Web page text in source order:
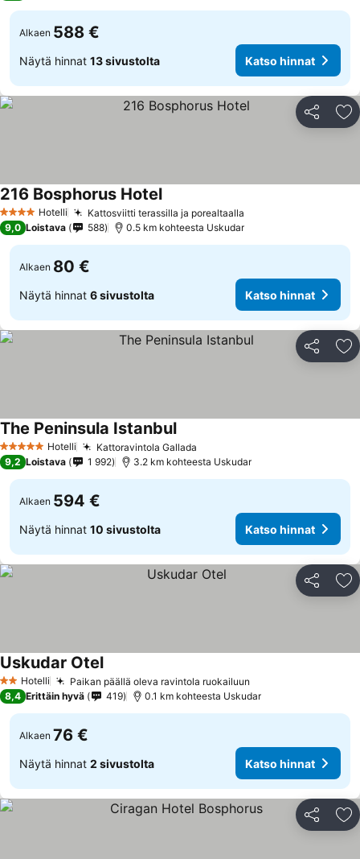
Alkaen 588 €
Näytä hinnat 13 sivustolta Katso hinnat
Jaa
4 Tähtiluokitus
Hotelli Kattosviitti terassilla ja porealtaalla
216 Bosphorus Hotel
9,0 Loistava 588 0.5 km kohteesta Uskudar
Alkaen 80 €
Näytä hinnat 6 sivustolta Katso hinnat
Jaa
5 Tähtiluokitus
Hotelli Kattoravintola Gallada
The Peninsula Istanbul
9,2 Loistava 1 992 3.2 km kohteesta Uskudar
Alkaen 594 €
Näytä hinnat 10 sivustolta Katso hinnat
Jaa
2 Tähtiluokitus
Hotelli Paikan päällä oleva ravintola ruokailuun
Uskudar Otel
8,4 Erittäin hyvä 419 0.1 km kohteesta Uskudar
Alkaen 76 €
Näytä hinnat 2 sivustolta Katso hinnat
Jaa